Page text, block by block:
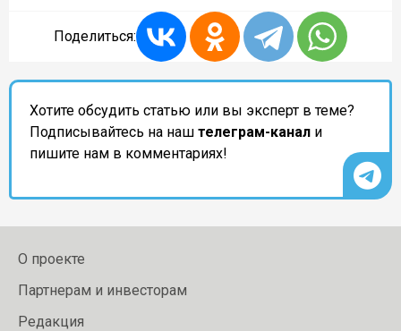
Поделиться:
Хотите обсудить статью или вы эксперт в теме?
Подписывайтесь на наш телеграм-канал и
пишите нам в комментариях!
О проекте
Партнерам и инвесторам
Редакция